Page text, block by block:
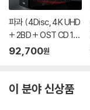
파과 (4Disc, 4K UHD
+ 2BD + OST CD 15
00장 한정 스틸북 한정
92,700원
이 분야 신상품